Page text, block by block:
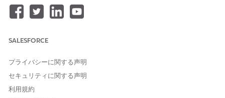
SALESFORCE
プライバシーに関する声明
セキュリティに関する声明
利用規約